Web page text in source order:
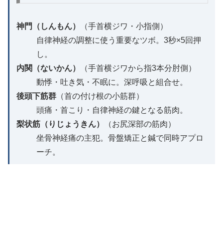
神門（しんもん）
（手首横ジワ・小指側）
自律神経の調整に使う重要なツボ。3秒×5回押
し。
内関（ないかん）
（手首横ジワから指3本分肘側）
動悸・吐き気・不眠に。深呼吸と組合せ。
後頭下筋群 （首の付け根の小筋群）
頭痛・首こり・自律神経の鍵となる筋肉。
梨状筋（りじょうきん）
（お尻深部の筋肉）
坐骨神経痛の主犯。骨盤矯正と鍼で同時アプロ
ーチ。